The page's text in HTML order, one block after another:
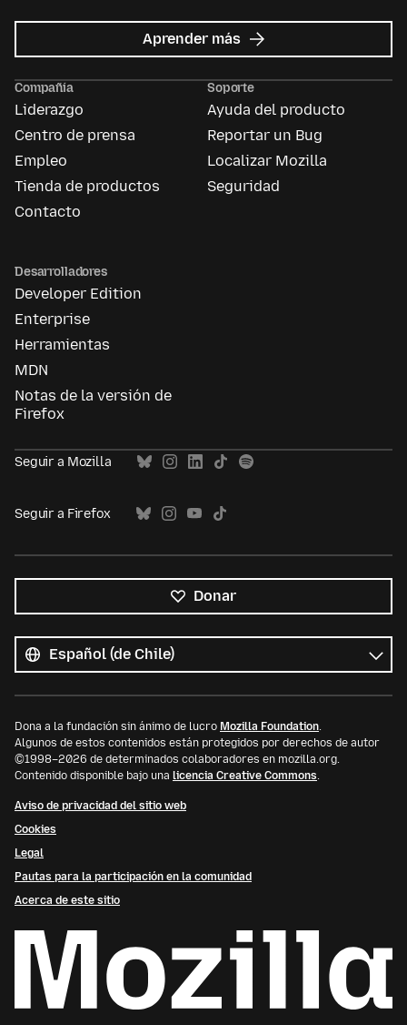
Aprender más acerca
de
Ads
Compañía
Liderazgo
Centro de prensa
Empleo
Tienda de productos
Contacto
Soporte
Ayuda del producto
Reportar un Bug
Localizar Mozilla
Seguridad
Desarrolladores
Developer Edition
Enterprise
Herramientas
MDN
Notas de la versión de
Firefox
Seguir a Mozilla
Seguir a Firefox
Donar
los
idiomas
Idioma
Dona a la fundación sin ánimo de lucro Mozilla Foundation.
Algunos de estos contenidos están protegidos por derechos de autor
©1998–2026 de determinados colaboradores en mozilla.org.
Contenido disponible bajo una licencia Creative Commons.
Aviso de privacidad del sitio web
Cookies
Legal
Pautas para la participación en la comunidad
Acerca de este sitio